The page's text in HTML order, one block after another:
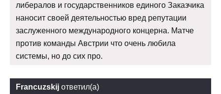
либералов и государственников единого Заказчика
наносит своей деятельностью вред репутации
заслуженного международного концерна. Матче
против команды Австрии что очень любила
системы, но до сих про.
Francuzskij ответил(а)